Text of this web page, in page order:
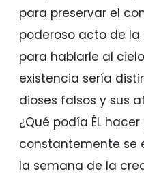
para preservar el
poderoso acto de la
para hablarle al
existencia sería
dioses falsos y sus
¿Qué podía ÉL
constantemente se
la semana de la